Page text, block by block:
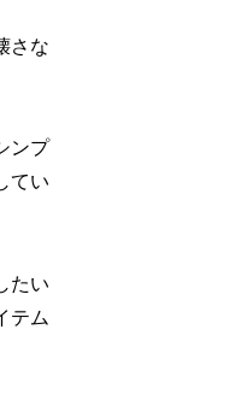
さな
ンプ
てい
たい
テム